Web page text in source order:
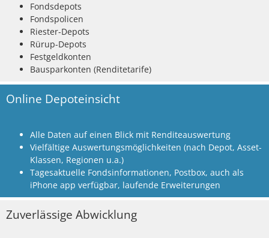
Fondsdepots
Fondspolicen
Riester-Depots
Rürup-Depots
Festgeldkonten
Bausparkonten (Renditetarife)
Online Depoteinsicht
Alle Daten auf einen Blick mit Renditeauswertung
Vielfältige Auswertungsmöglichkeiten (nach Depot, Asset-
Klassen, Regionen u.a.)
Tagesaktuelle Fondsinformationen, Postbox, auch als
iPhone app verfügbar, laufende Erweiterungen
Zuverlässige Abwicklung